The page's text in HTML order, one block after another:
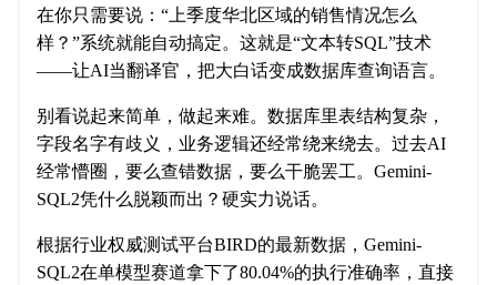
在你只需要说：“上季度华北区域的销售情况怎么
样？”系统就能自动搞定。这就是“文本转SQL”技术
——让AI当翻译官，把大白话变成数据库查询语言。
别看说起来简单，做起来难。数据库里表结构复杂，
字段名字有歧义，业务逻辑还经常绕来绕去。过去AI
经常懵圈，要么查错数据，要么干脆罢工。Gemini-
SQL2凭什么脱颖而出？硬实力说话。
根据行业权威测试平台BIRD的最新数据，Gemini-
SQL2在单模型赛道拿下了80.04%的执行准确率，直接